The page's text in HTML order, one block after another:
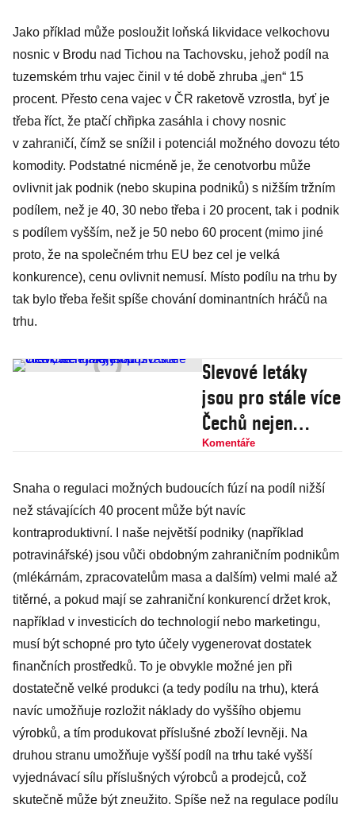
Jako příklad může posloužit loňská likvidace velkochovu
nosnic v Brodu nad Tichou na Tachovsku, jehož podíl na
tuzemském trhu vajec činil v té době zhruba „jen“ 15
procent. Přesto cena vajec v ČR raketově vzrostla, byť je
třeba říct, že ptačí chřipka zasáhla i chovy nosnic
v zahraničí, čímž se snížil i potenciál možného dovozu této
komodity. Podstatné nicméně je, že cenotvorbu může
ovlivnit jak podnik (nebo skupina podniků) s nižším tržním
podílem, než je 40, 30 nebo třeba i 20 procent, tak i podnik
s podílem vyšším, než je 50 nebo 60 procent (mimo jiné
proto, že na společném trhu EU bez cel je velká
konkurence), cenu ovlivnit nemusí. Místo podílu na trhu by
tak bylo třeba řešit spíše chování dominantních hráčů na
trhu.
Slevové letáky
jsou pro stále více
Čechů nejen
posvátné čtení,
Komentáře
Snaha o regulaci možných budoucích fúzí na podíl nižší
než stávajících 40 procent může být navíc
kontraproduktivní. I naše největší podniky (například
potravinářské) jsou vůči obdobným zahraničním podnikům
(mlékárnám, zpracovatelům masa a dalším) velmi malé až
titěrné, a pokud mají se zahraniční konkurencí držet krok,
například v investicích do technologií nebo marketingu,
musí být schopné pro tyto účely vygenerovat dostatek
finančních prostředků. To je obvykle možné jen při
dostatečně velké produkci (a tedy podílu na trhu), která
navíc umožňuje rozložit náklady do vyššího objemu
výrobků, a tím produkovat příslušné zboží levněji. Na
druhou stranu umožňuje vyšší podíl na trhu také vyšší
vyjednávací sílu příslušných výrobců a prodejců, což
skutečně může být zneužito. Spíše než na regulace podílu